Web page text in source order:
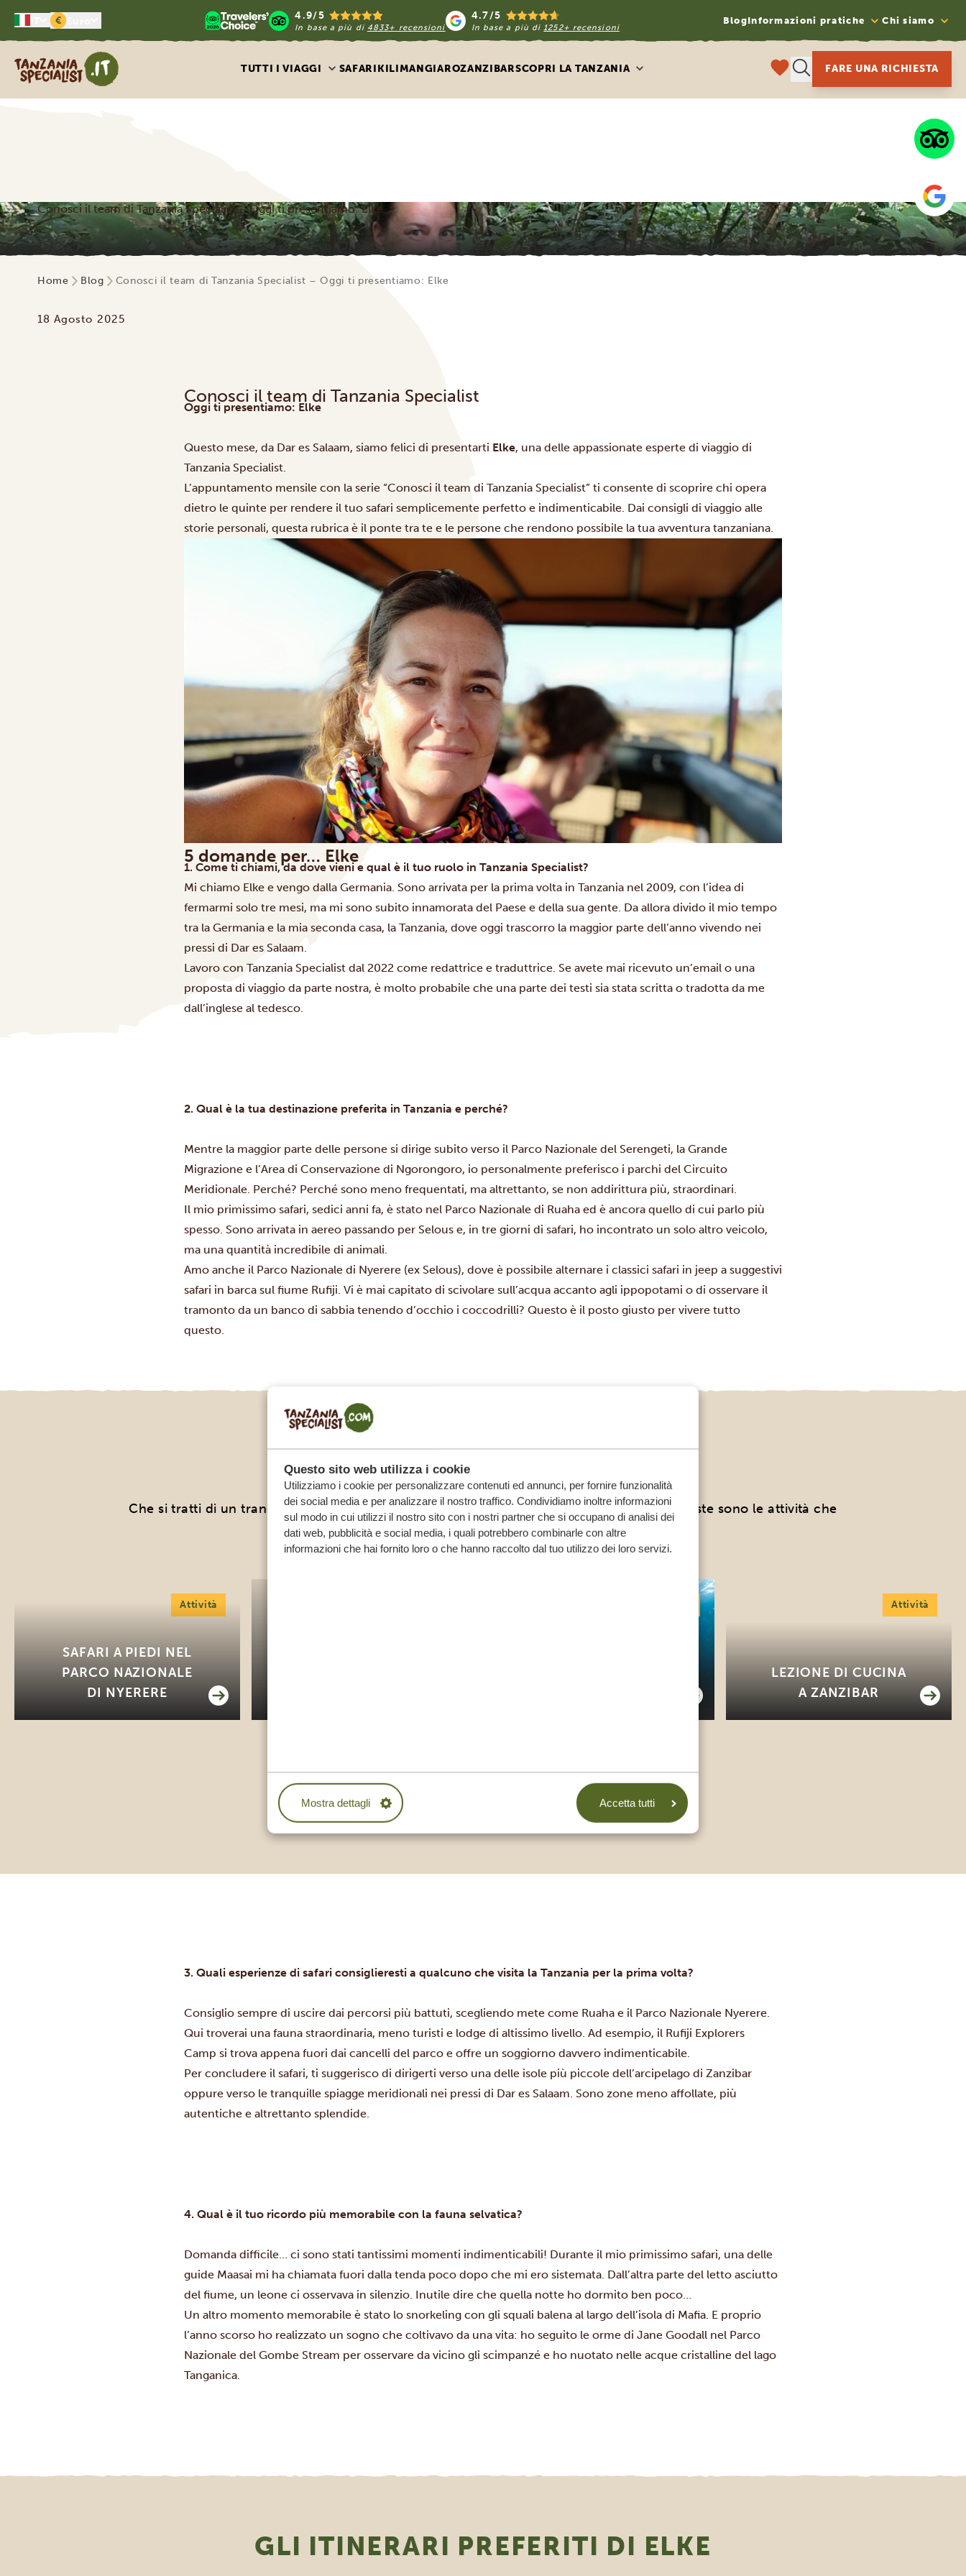
Questo sito web utilizza i cookie
Utilizziamo i cookie per personalizzare contenuti ed annunci, per fornire funzionalità
dei social media e per analizzare il nostro traffico. Condividiamo inoltre informazioni
sul modo in cui utilizzi il nostro sito con i nostri partner che si occupano di analisi dei
dati web, pubblicità e social media, i quali potrebbero combinarle con altre
informazioni che hai fornito loro o che hanno raccolto dal tuo utilizzo dei loro servizi.
Mostra dettagli Accetta tutti
€ 4.9/5
In base a più di 4833+ recensioni
4.7/5
In base a più di1252+ recensioni
BlogInformazioni pratiche Chi siamo
Tanzania Specialist
TUTTI I VIAGGI SAFARIKILIMANGIAROZANZIBARSCOPRI LA TANZANIA FARE UNA RICHIESTA
Conosci il team di Tanzania Specialist – Oggi ti presentiamo: Elke
Home Blog Conosci il team di Tanzania Specialist – Oggi ti presentiamo: Elke
18 Agosto 2025
Conosci il team di Tanzania Specialist
Oggi ti presentiamo: Elke
Questo mese, da Dar es Salaam, siamo felici di presentarti Elke, una delle appassionate esperte di viaggio di
Tanzania Specialist.
L’appuntamento mensile con la serie “Conosci il team di Tanzania Specialist” ti consente di scoprire chi opera
dietro le quinte per rendere il tuo safari semplicemente perfetto e indimenticabile. Dai consigli di viaggio alle
storie personali, questa rubrica è il ponte tra te e le persone che rendono possibile la tua avventura tanzaniana.
5 domande per… Elke
1. Come ti chiami, da dove vieni e qual è il tuo ruolo in Tanzania Specialist?
Mi chiamo Elke e vengo dalla Germania. Sono arrivata per la prima volta in Tanzania nel 2009, con l’idea di
fermarmi solo tre mesi, ma mi sono subito innamorata del Paese e della sua gente. Da allora divido il mio tempo
tra la Germania e la mia seconda casa, la Tanzania, dove oggi trascorro la maggior parte dell’anno vivendo nei
pressi di Dar es Salaam.
Lavoro con Tanzania Specialist dal 2022 come redattrice e traduttrice. Se avete mai ricevuto un’email o una
proposta di viaggio da parte nostra, è molto probabile che una parte dei testi sia stata scritta o tradotta da me
dall’inglese al tedesco.
2. Qual è la tua destinazione preferita in Tanzania e perché?
Mentre la maggior parte delle persone si dirige subito verso il Parco Nazionale del Serengeti, la Grande
Migrazione e l’Area di Conservazione di Ngorongoro, io personalmente preferisco i parchi del Circuito
Meridionale. Perché? Perché sono meno frequentati, ma altrettanto, se non addirittura più, straordinari.
Il mio primissimo safari, sedici anni fa, è stato nel Parco Nazionale di Ruaha ed è ancora quello di cui parlo più
spesso. Sono arrivata in aereo passando per Selous e, in tre giorni di safari, ho incontrato un solo altro veicolo,
ma una quantità incredibile di animali.
Amo anche il Parco Nazionale di Nyerere (ex Selous), dove è possibile alternare i classici safari in jeep a suggestivi
safari in barca sul fiume Rufiji. Vi è mai capitato di scivolare sull’acqua accanto agli ippopotami o di osservare il
tramonto da un banco di sabbia tenendo d’occhio i coccodrilli? Questo è il posto giusto per vivere tutto
questo.
LE ATTIVITÀ PREFERITE DI ELKE
Che si tratti di un tranquillo safari in mongolfiera all'alba o dell'avvistamento di rettili, queste sono le attività che
Elke preferisce in Tanzania.
Attività
SAFARI A PIEDI NEL
PARCO NAZIONALE
DI NYERERE
Attività
LEZIONE DI CUCINA
A ZANZIBAR
3. Quali esperienze di safari consiglieresti a qualcuno che visita la Tanzania per la prima volta?
Consiglio sempre di uscire dai percorsi più battuti, scegliendo mete come Ruaha e il Parco Nazionale Nyerere.
Qui troverai una fauna straordinaria, meno turisti e lodge di altissimo livello. Ad esempio, il Rufiji Explorers
Camp si trova appena fuori dai cancelli del parco e offre un soggiorno davvero indimenticabile.
Per concludere il safari, ti suggerisco di dirigerti verso una delle isole più piccole dell’arcipelago di Zanzibar
oppure verso le tranquille spiagge meridionali nei pressi di Dar es Salaam. Sono zone meno affollate, più
autentiche e altrettanto splendide.
4. Qual è il tuo ricordo più memorabile con la fauna selvatica?
Domanda difficile… ci sono stati tantissimi momenti indimenticabili! Durante il mio primissimo safari, una delle
guide Maasai mi ha chiamata fuori dalla tenda poco dopo che mi ero sistemata. Dall’altra parte del letto asciutto
del fiume, un leone ci osservava in silenzio. Inutile dire che quella notte ho dormito ben poco…
Un altro momento memorabile è stato lo snorkeling con gli squali balena al largo dell’isola di Mafia. E proprio
l’anno scorso ho realizzato un sogno che coltivavo da una vita: ho seguito le orme di Jane Goodall nel Parco
Nazionale del Gombe Stream per osservare da vicino gli scimpanzé e ho nuotato nelle acque cristalline del lago
Tanganica.
GLI ITINERARI PREFERITI DI ELKE